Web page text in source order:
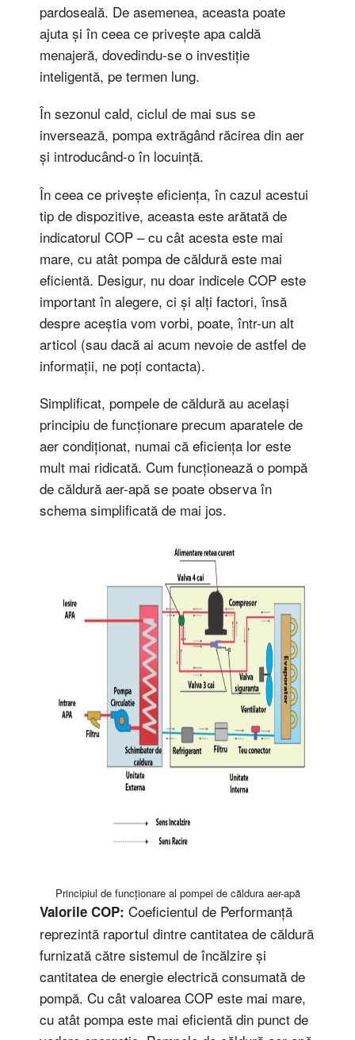
pardoseală. De asemenea, aceasta poate
ajuta și în ceea ce privește apa caldă
menajeră, dovedindu-se o investiție
inteligentă, pe termen lung.
În sezonul cald, ciclul de mai sus se
inversează, pompa extrăgând răcirea din aer
și introducând-o în locuință.
În ceea ce privește eficiența, în cazul acestui
tip de dispozitive, aceasta este arătată de
indicatorul COP – cu cât acesta este mai
mare, cu atât pompa de căldură este mai
eficientă. Desigur, nu doar indicele COP este
important în alegere, ci și alți factori, însă
despre aceștia vom vorbi, poate, într-un alt
articol (sau dacă ai acum nevoie de astfel de
informații, ne poți contacta).
Simplificat, pompele de căldură au același
principiu de funcționare precum aparatele de
aer condiționat, numai că eficiența lor este
mult mai ridicată. Cum funcționează o pompă
de căldură aer-apă se poate observa în
schema simplificată de mai jos.
Principiul de funcționare al pompei de căldura aer-apă
Valorile COP: Coeficientul de Performanță
reprezintă raportul dintre cantitatea de căldură
furnizată către sistemul de încălzire și
cantitatea de energie electrică consumată de
pompă. Cu cât valoarea COP este mai mare,
cu atât pompa este mai eficientă din punct de